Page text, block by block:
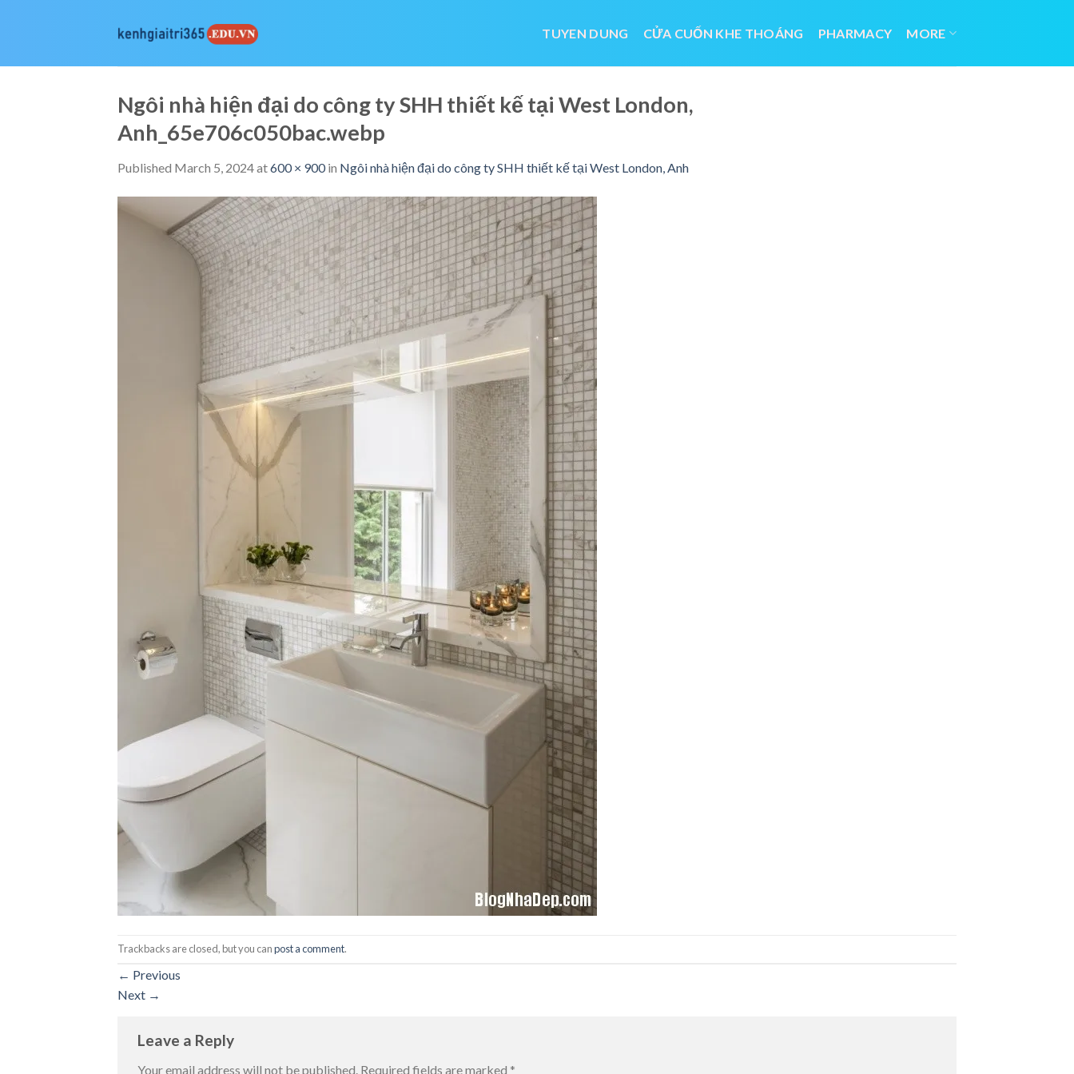
TUYEN DUNG CỬA CUỐN KHE THOÁNG PHARMACY MORE
Ngôi nhà hiện đại do công ty SHH thiết kế tại West London,
Anh_65e706c050bac.webp
Published March 5, 2024at600 × 900in Ngôi nhà hiện đại do công ty SHH thiết kế tại West London, Anh
Trackbacks are closed, but you canpost a comment.
← Previous
Next →
Leave a Reply
Your email address will not be published. Required fields are marked *